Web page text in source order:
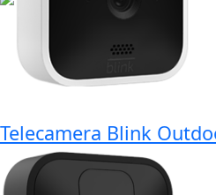
Telecamera Blink